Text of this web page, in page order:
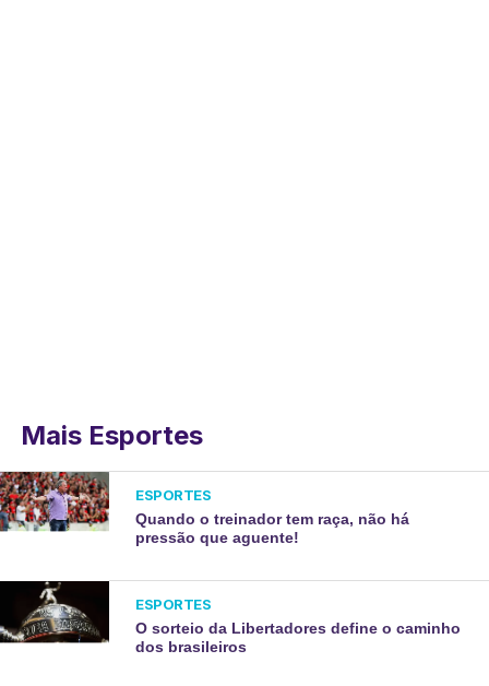
Mais Esportes
ESPORTES
Quando o treinador tem raça, não há
pressão que aguente!
ESPORTES
O sorteio da Libertadores define o caminho
dos brasileiros